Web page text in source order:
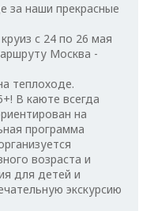
за наши прекрасные
с 24 по 26 мая
Москва -
теплоходе.
В каюте всегда
на
программа
возраста и
для детей и
экскурсию